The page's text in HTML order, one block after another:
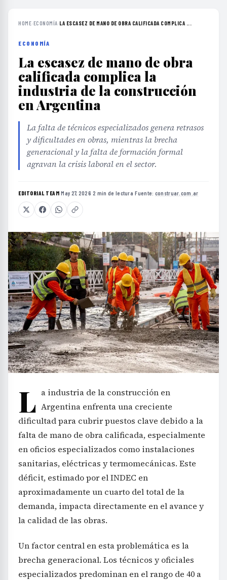
HOME›ECONOMÍA›LA ESCASEZ DE MANO DE OBRA CALIFICADA COMPLICA ...
ECONOMÍA
La escasez de mano de obra
calificada complica la
industria de la construcción
en Argentina
La falta de técnicos especializados genera retrasos
y dificultades en obras, mientras la brecha
generacional y la falta de formación formal
agravan la crisis laboral en el sector.
EDITORIAL TEAM·May 27, 2026·2 min de lectura·Fuente: construar.com.ar
L a industria de la construcción en
Argentina enfrenta una creciente
dificultad para cubrir puestos clave debido a la
falta de mano de obra calificada, especialmente
en oficios especializados como instalaciones
sanitarias, eléctricas y termomecánicas. Este
déficit, estimado por el INDEC en
aproximadamente un cuarto del total de la
demanda, impacta directamente en el avance y
la calidad de las obras.
Un factor central en esta problemática es la
brecha generacional. Los técnicos y oficiales
especializados predominan en el rango de 40 a